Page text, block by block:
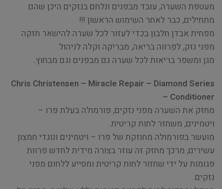
מעטפת השערה, עובד מבפנים ונלחם בנזקים היכן שהם
מתחילים, כבר לאחר השימוש הראשון !!!
מפחית אבדן חלבון בכדי לעזור לכל שערה להישאר חזקה
מפני נזק, לפרווה בריאה, מבריקה וקלה לניהול.
מגן ומשפר בריאות לכל שערה גם מבפנים וגם מבחוץ.
Chris Christensen – Miracle Repair – Diamond Series
– Conditioner
מחזק את השערה מפני נזקים, פורמולה בעלת פרו –
ויטמינים, משחזר לחות קריטית.
מועשר בפורמולה מחוזקת של פרו – ויטמינים ונוגדי חמצון
עשירים, מרכך מחזק זה עוזר בצורה מידית לחדש פרוות
פגומות על ידי שחזור לחות קריטית ומסייע ללחום מפני
נזקים.